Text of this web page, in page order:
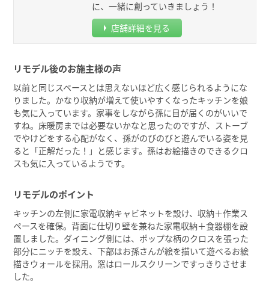
に、一緒に創っていきましょう！
店舗詳細を見る
リモデル後のお施主様の声
以前と同じスペースとは思えないほど広く感じられるようにな
りました。かなり収納が増えて使いやすくなったキッチンを娘
も気に入っています。家事をしながら孫に目が届くのがいいで
すね。床暖房までは必要ないかなと思ったのですが、ストーブ
でやけどをする心配がなく、孫がのびのびと遊んでいる姿を見
ると「正解だった！」と感じます。孫はお絵描きのできるクロ
スも気に入っているようです。
リモデルのポイント
キッチンの左側に家電収納キャビネットを設け、収納＋作業ス
ペースを確保。背面に仕切り壁を兼ねた家電収納＋食器棚を設
置しました。ダイニング側には、ポップな柄のクロスを張った
部分にニッチを設え、下部はお孫さんが絵を描いて遊べるお絵
描きウォールを採用。窓はロールスクリーンですっきりさせま
した。